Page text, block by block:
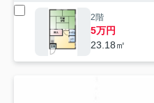
2階
5万円
23.18㎡